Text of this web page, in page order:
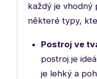
každý je vhodný
některé typy,
Postroj ve
postroj je
je lehký a